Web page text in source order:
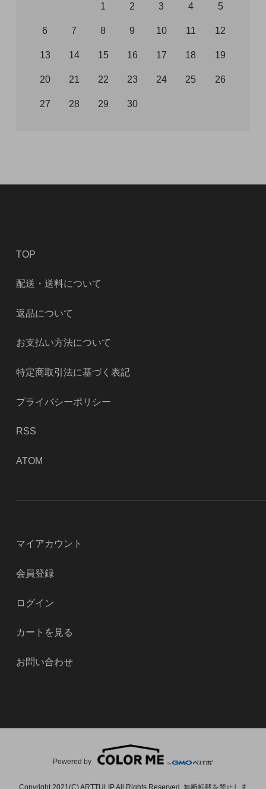
1 2 3 4 5
6 7 8 9 10 11 12
13 14 15 16 17 18 19
20 21 22 23 24 25 26
27 28 29 30
TOP
配送・送料について
返品について
お支払い方法について
特定商取引法に基づく表記
プライバシーポリシー
RSS
ATOM
マイアカウント
会員登録
ログイン
カートを見る
お問い合わせ
Powered by